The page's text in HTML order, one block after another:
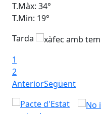
T.Màx: 34°
T.Min: 19°
Tarda
1
2
AnteriorSegüent